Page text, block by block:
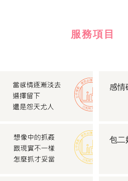
服務項目
感情
包二